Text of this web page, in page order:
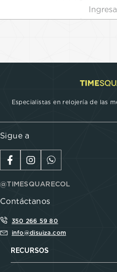
Especialistas en relojería de las
Sigue a
@TIMESQUARECOL
Contáctanos
350 266 59 80
info@disuiza.com
RECURSOS